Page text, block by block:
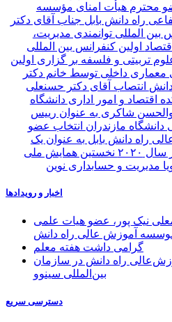
محترم هیأت امنای مؤسسه
راه دانش بابل جناب آقای دکتر
بین المللی توانمندی مدیریت،
اولین کنفرانس بین المللی
تربیتی و فلسفه بر گزاری اولین
داخلی توسط خانم دکتر
انتصاب آقای دکتر حسنعلی
اقتصاد و امور اداری دانشگاه
شاکری به عنوان رییس
مازندران انتخاب عضو
راه دانش بابل به عنوان یک
۲۰۲۰
نخستین همایش ملی
مدیریت و حسابداری نوین
اخبار و رویدادها
نیک پور، عضو هیات علمی
آموزش عالی راه دانش
گرامی داشت هفته معلم
راه دانش در سازمان
بین‌المللی سینوو
دسترسی سریع